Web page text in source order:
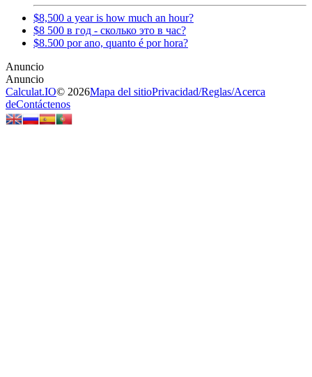
$8,500 a year is how much an hour?
$8 500 в год - сколько это в час?
$8.500 por ano, quanto é por hora?
Calculat.IO© 2026Mapa del sitioPrivacidad/Reglas/Acerca
deContáctenos